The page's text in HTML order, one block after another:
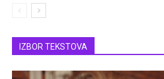
IZBOR TEKSTOVA